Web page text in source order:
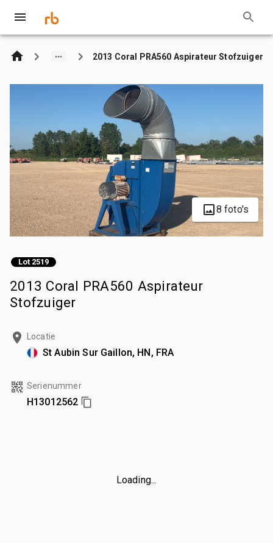
2013 Coral PRA560 Aspirateur Stofzuiger
8 foto's
Lot 2519
2013 Coral PRA560 Aspirateur
Stofzuiger
Locatie
St Aubin Sur Gaillon, HN, FRA
Serienummer
H13012562
Loading...